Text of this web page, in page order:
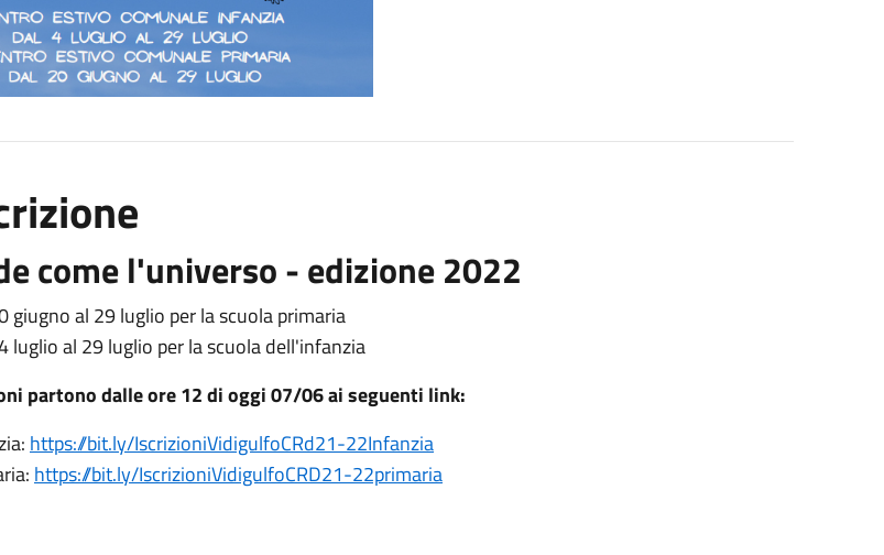
come l'universo - edizione 2022
giugno al 29 luglio per la scuola primaria
luglio al 29 luglio per la scuola dell'infanzia
partono dalle ore 12 di oggi 07/06 ai seguenti link:
https://bit.ly/IscrizioniVidigulfoCRd21-22Infanzia
https://bit.ly/IscrizioniVidigulfoCRD21-22primaria